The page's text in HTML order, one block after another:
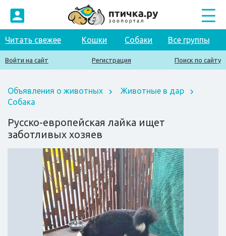
Читать свежее Кошки Собаки Все группы
Войти на сайт Регистрация Поиск по сайту
Объявления о животных
Животные в дар
Собака
Русско-европейская лайка ищет
заботливых хозяев